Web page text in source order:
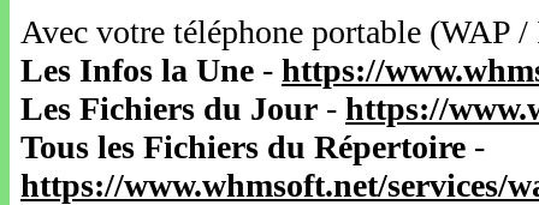
Avec votre téléphone portable
Les Infos la Une - https://
Les Fichiers du Jour - https://
Tous les Fichiers du Répertoire -
https://www.whmsoft.net/services/